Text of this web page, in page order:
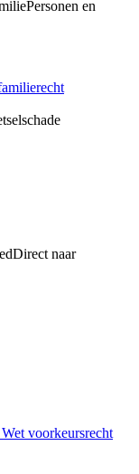
Personen en
Direct naar
voorkeursrecht